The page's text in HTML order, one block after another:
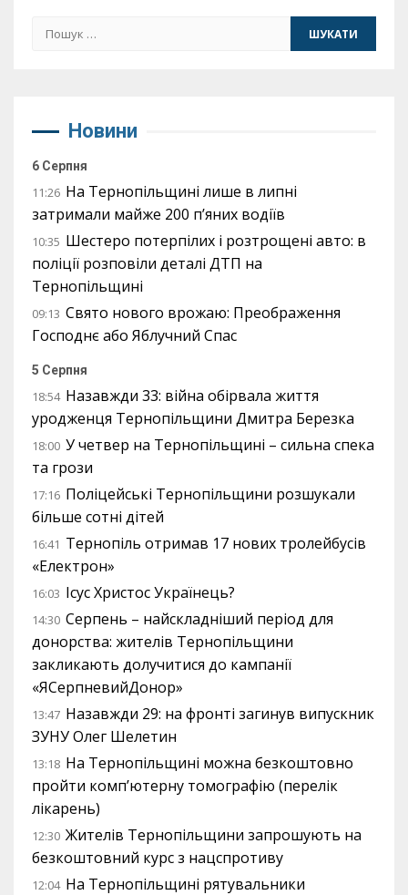
Пошук:
Новини
6 Серпня
11:26 На Тернопільщині лише в липні
затримали майже 200 п’яних водіїв
10:35 Шестеро потерпілих і розтрощені авто: в
поліції розповіли деталі ДТП на
Тернопільщині
09:13 Свято нового врожаю: Преображення
Господнє або Яблучний Спас
5 Серпня
18:54 Назавжди 33: війна обірвала життя
уродженця Тернопільщини Дмитра Березка
18:00 У четвер на Тернопільщині – сильна спека
та грози
17:16 Поліцейські Тернопільщини розшукали
більше сотні дітей
16:41 Тернопіль отримав 17 нових тролейбусів
«Електрон»
16:03 Ісус Христос Українець?
14:30 Серпень – найскладніший період для
донорства: жителів Тернопільщини
закликають долучитися до кампанії
«ЯСерпневийДонор»
13:47 Назавжди 29: на фронті загинув випускник
ЗУНУ Олег Шелетин
13:18 На Тернопільщині можна безкоштовно
пройти комп’ютерну томографію (перелік
лікарень)
12:30 Жителів Тернопільщини запрошують на
безкоштовний курс з нацспротиву
12:04 На Тернопільщині рятувальники